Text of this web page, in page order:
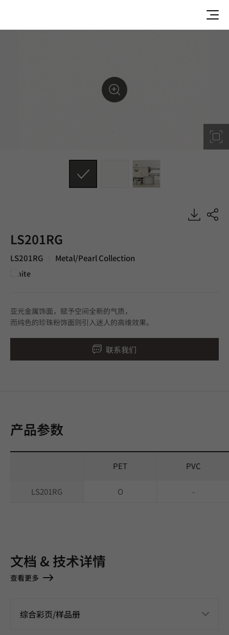
LS201RG
LS201RG Metal/Pearl Collection
White
亚光金属饰面，赋予空间全新的气质，
而纯色的珍珠粉饰面则引入迷人的高维效果。
联系我们
产品参数
PET PVC
LS201RG O -
文档 & 技术详情
查看更多
综合彩页/样品册